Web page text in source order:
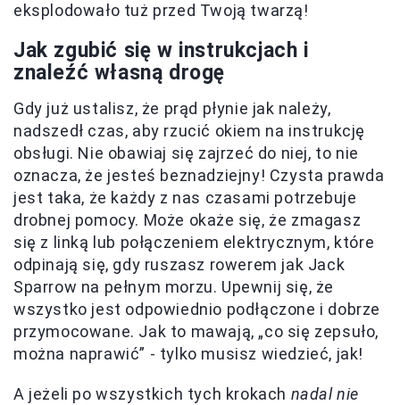
eksplodowało tuż przed Twoją twarzą!
Jak zgubić się w instrukcjach i
znaleźć własną drogę
Gdy już ustalisz, że prąd płynie jak należy,
nadszedł czas, aby rzucić okiem na instrukcję
obsługi. Nie obawiaj się zajrzeć do niej, to nie
oznacza, że jesteś beznadziejny! Czysta prawda
jest taka, że każdy z nas czasami potrzebuje
drobnej pomocy. Może okaże się, że zmagasz
się z linką lub połączeniem elektrycznym, które
odpinają się, gdy ruszasz rowerem jak Jack
Sparrow na pełnym morzu. Upewnij się, że
wszystko jest odpowiednio podłączone i dobrze
przymocowane. Jak to mawają, „co się zepsuło,
można naprawić” - tylko musisz wiedzieć, jak!
A jeżeli po wszystkich tych krokach nadal nie